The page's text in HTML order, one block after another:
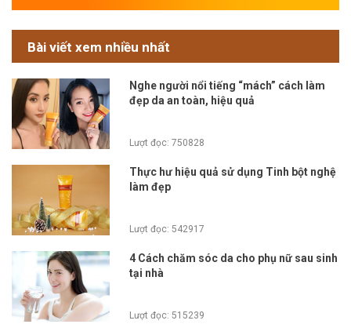
Bài viết xem nhiều nhất
Nghe người nổi tiếng “mách” cách làm
đẹp da an toàn, hiệu quả
Lượt đọc: 750828
Thực hư hiệu quả sử dụng Tinh bột nghệ
làm đẹp
Lượt đọc: 542917
4 Cách chăm sóc da cho phụ nữ sau sinh
tại nhà
Lượt đọc: 515239